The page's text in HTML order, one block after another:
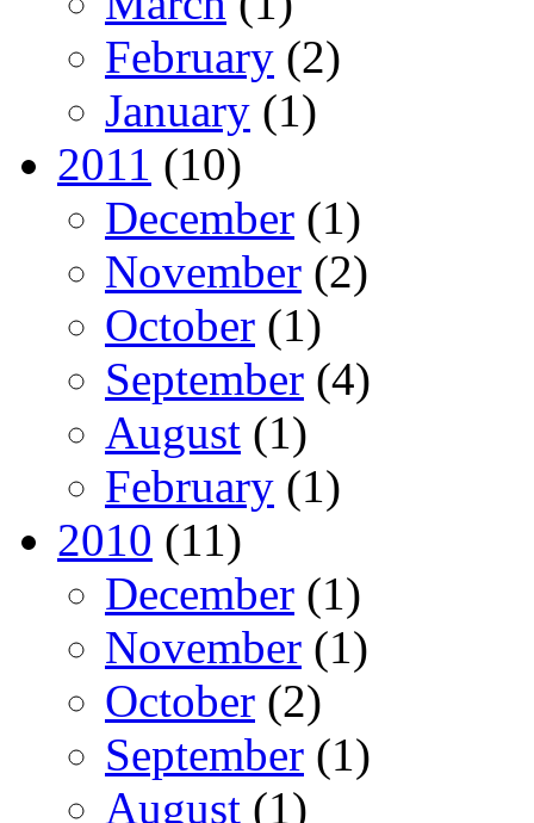
February (2)
January (1)
2011 (10)
December (1)
November (2)
October (1)
September (4)
August (1)
February (1)
2010 (11)
December (1)
November (1)
October (2)
September (1)
August (1)